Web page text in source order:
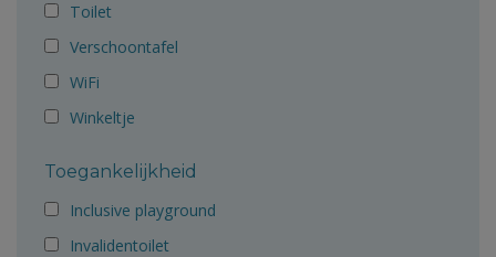
Toilet
Verschoontafel
WiFi
Winkeltje
Toegankelijkheid
Inclusive playground
Invalidentoilet